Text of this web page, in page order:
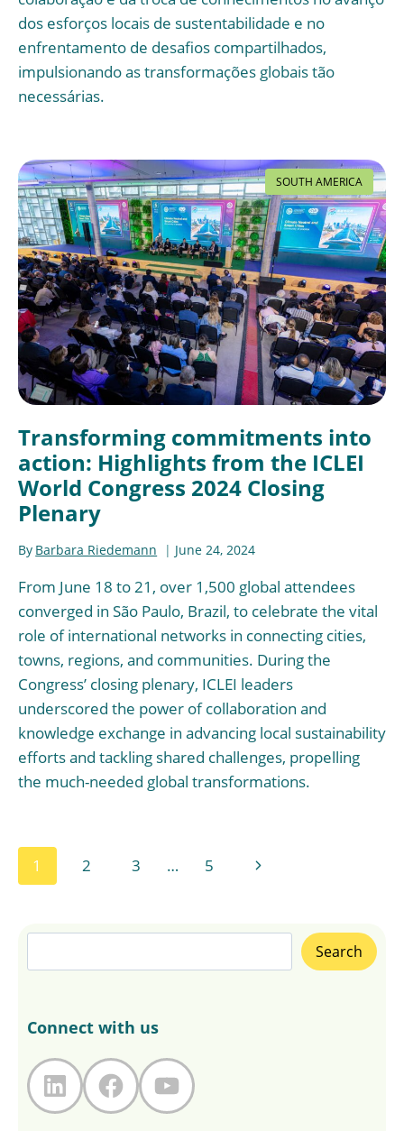
dos esforços locais de sustentabilidade e no
enfrentamento de desafios compartilhados,
impulsionando as transformações globais tão
necessárias.
SOUTH AMERICA
Transforming commitments into
action: Highlights from the ICLEI
World Congress 2024 Closing
Plenary
By Barbara Riedemann June 24, 2024
From June 18 to 21, over 1,500 global attendees
converged in São Paulo, Brazil, to celebrate the vital
role of international networks in connecting cities,
towns, regions, and communities. During the
Congress’ closing plenary, ICLEI leaders
underscored the power of collaboration and
knowledge exchange in advancing local sustainability
efforts and tackling shared challenges, propelling
the much-needed global transformations.
Page
1 2 3 … 5
Next
Search
Connect with us
LinkedIn
FacebookYouTube